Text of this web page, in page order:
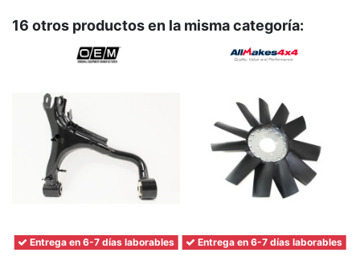
16 otros productos en la misma categoría:
Entrega en 6-7 días laborables Entrega en 6-7 días laborables